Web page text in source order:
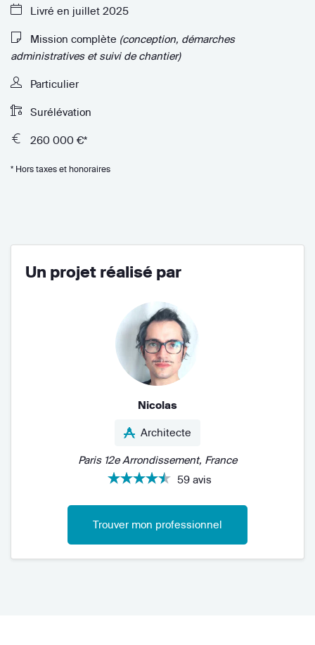
Livré en juillet 2025
Mission complète (conception, démarches
administratives et suivi de chantier)
Particulier
Surélévation
260 000 €*
* Hors taxes et honoraires
Un projet réalisé par
Nicolas
Architecte
Paris 12e Arrondissement, France
59 avis
Trouver mon professionnel